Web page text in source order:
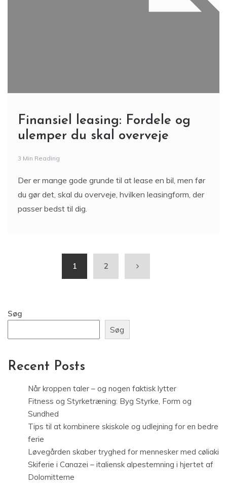
Finansiel leasing: Fordele og
ulemper du skal overveje
3 Min Reading
Der er mange gode grunde til at lease en bil, men før
du gør det, skal du overveje, hvilken leasingform, der
passer bedst til dig.
1 2
Søg
Søg
Recent Posts
Når kroppen taler – og nogen faktisk lytter
Fitness og Styrketræning: Byg Styrke, Form og
Sundhed
Tips til at kombinere skiskole og udlejning for en bedre
ferie
Løvegården skaber tryghed for mennesker med cøliaki
Skiferie i Canazei – italiensk alpestemning i hjertet af
Dolomitterne